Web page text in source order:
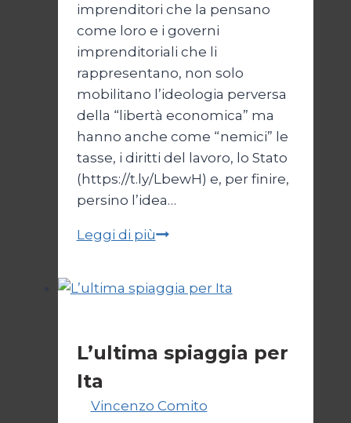
imprenditori che la pensano
come loro e i governi
imprenditoriali che li
rappresentano, non solo
mobilitano l’ideologia perversa
della “libertà economica” ma
hanno anche come “nemici” le
tasse, i diritti del lavoro, lo Stato
(https://t.ly/LbewH) e, per finire,
persino l’idea…
Leggi di piùGiustizia
libera
L’ultima spiaggia per
Ita
Vincenzo Comito